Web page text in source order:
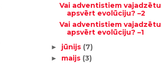
Vai adventistiem vajadzētu
apsvērt evolūciju? –2
Vai adventistiem vajadzētu
apsvērt evolūciju? –1
► jūnijs (7)
► maijs (3)